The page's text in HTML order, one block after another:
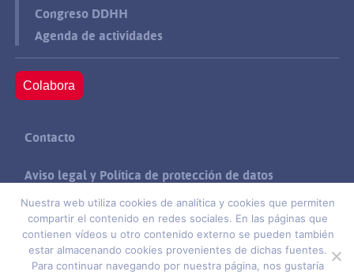
Congreso DDHH
Agenda de actividades
Colabora
Contacto
Aviso legal y Política de protección de datos
Política de cookies
Suscríbete
Nuestra web utiliza cookies de analítica y cookies que permiten
compartir el contenido en redes sociales. En las páginas que
contienen vídeos u otro contenido externo se pueden también
estar almacenando cookies provenientes de dichas fuentes.
Para continuar navegando por nuestra página, nos gustaría